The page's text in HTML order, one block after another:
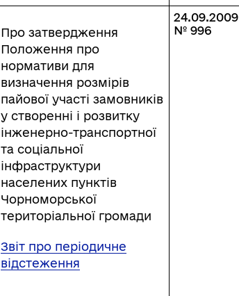
Про затвердження
Положення про
нормативи для
визначення розмірів
пайової участі замовників
у створенні і розвитку
інженерно-транспортної
та соціальної
інфраструктури
населених пунктів
Чорноморської
територіальної громади
Звіт про періодичне
відстеження
24.09.2009
№ 996